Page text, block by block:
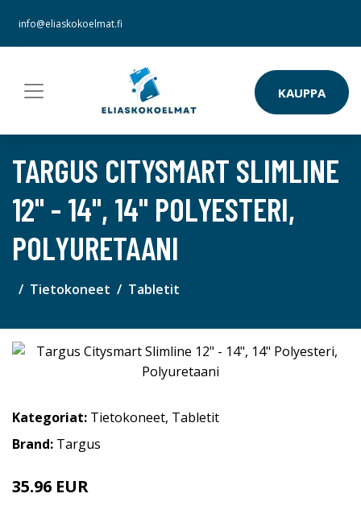
info@eliaskokoelmat.fi
KAUPPA
TARGUS CITYSMART SLIMLINE
12" - 14", 14" POLYESTERI,
POLYURETAANI
Tietokoneet Tabletit
Kategoriat: Tietokoneet, Tabletit
Brand: Targus
35.96 EUR